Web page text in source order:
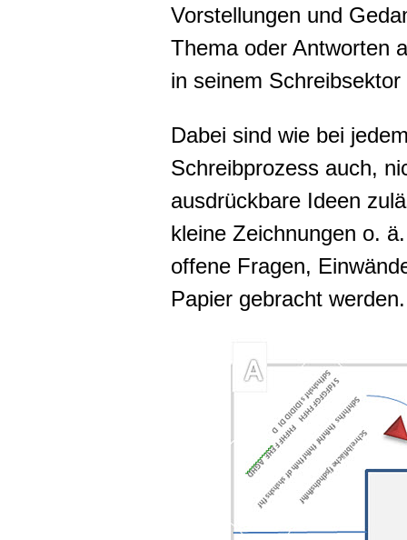
Vorstellungen und
Thema oder Antworten
in seinem
Dabei sind wie bei
Schreibprozess auch,
ausdrückbare Ideen
kleine Zeichnungen o.
offene Fragen,
Papier gebracht werden.